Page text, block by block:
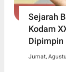
Sejarah
Kodam
Dipimpin
Jumat,